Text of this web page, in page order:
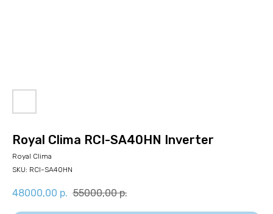
Royal Clima RCI-SA40HN​ Inverter
Royal Clima
SKU: RCI-SA40HN​
48000,00 р. 55000,00 р.